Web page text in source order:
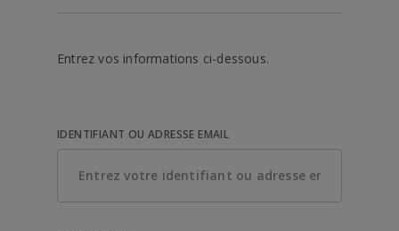
Entrez vos informations ci-dessous.
IDENTIFIANT OU ADRESSE EMAIL